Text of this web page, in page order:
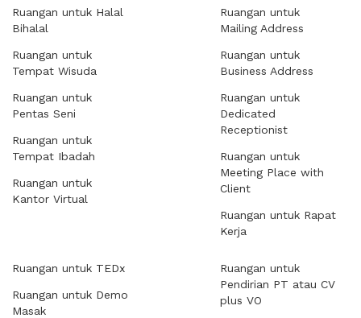
Ruangan untuk Halal
Bihalal
Ruangan untuk
Tempat Wisuda
Ruangan untuk
Pentas Seni
Ruangan untuk
Tempat Ibadah
Ruangan untuk
Kantor Virtual
Ruangan untuk
Mailing Address
Ruangan untuk
Business Address
Ruangan untuk
Dedicated
Receptionist
Ruangan untuk
Meeting Place with
Client
Ruangan untuk Rapat
Kerja
Ruangan untuk TEDx
Ruangan untuk Demo
Masak
Ruangan untuk
Pendirian PT atau CV
plus VO